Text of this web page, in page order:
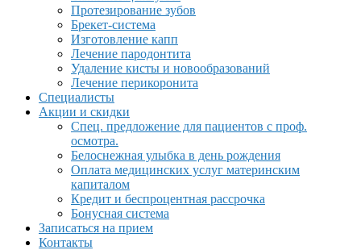
Протезирование зубов
Брекет-система
Изготовление капп
Лечение пародонтита
Удаление кисты и новообразований
Лечение перикоронита
Специалисты
Акции и скидки
Спец. предложение для пациентов с проф.
осмотра.
Белоснежная улыбка в день рождения
Оплата медицинских услуг материнским
капиталом
Кредит и беспроцентная рассрочка
Бонусная система
Записаться на прием
Контакты